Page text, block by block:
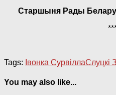
Старшыня Рады
Tags: Івонка СурвіллаСлуцкі
You may also like...